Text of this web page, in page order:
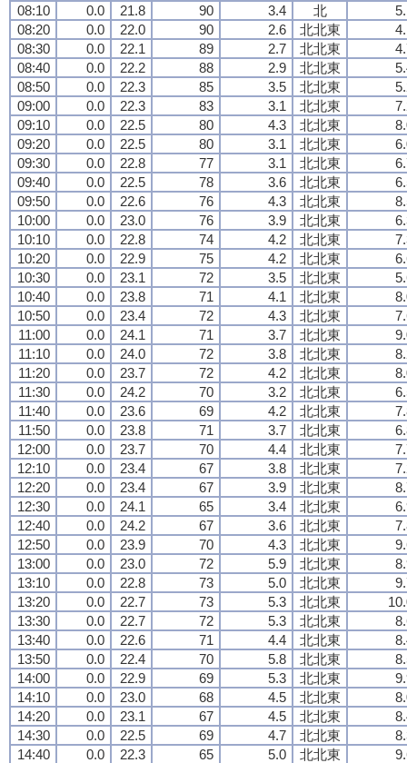
08:10
0.0 21.8 90 3.4 北
08:20
0.0 22.0 90 2.6 北北東
08:30
0.0 22.1 89 2.7 北北東
08:40
0.0 22.2 88 2.9 北北東
08:50
0.0 22.3 85 3.5 北北東
09:00
0.0 22.3 83 3.1 北北東
09:10
0.0 22.5 80 4.3 北北東
09:20
0.0 22.5 80 3.1 北北東
09:30
0.0 22.8 77 3.1 北北東
09:40
0.0 22.5 78 3.6 北北東
09:50
0.0 22.6 76 4.3 北北東
10:00
0.0 23.0 76 3.9 北北東
10:10
0.0 22.8 74 4.2 北北東
10:20
0.0 22.9 75 4.2 北北東
10:30
0.0 23.1 72 3.5 北北東
10:40
0.0 23.8 71 4.1 北北東
10:50
0.0 23.4 72 4.3 北北東
11:00
0.0 24.1 71 3.7 北北東
11:10
0.0 24.0 72 3.8 北北東
11:20
0.0 23.7 72 4.2 北北東
11:30
0.0 24.2 70 3.2 北北東
11:40
0.0 23.6 69 4.2 北北東
11:50
0.0 23.8 71 3.7 北北東
12:00
0.0 23.7 70 4.4 北北東
12:10
0.0 23.4 67 3.8 北北東
12:20
0.0 23.4 67 3.9 北北東
12:30
0.0 24.1 65 3.4 北北東
12:40
0.0 24.2 67 3.6 北北東
12:50
0.0 23.9 70 4.3 北北東
13:00
0.0 23.0 72 5.9 北北東
13:10
0.0 22.8 73 5.0 北北東
13:20
0.0 22.7 73 5.3 北北東
13:30
0.0 22.7 72 5.3 北北東
13:40
0.0 22.6 71 4.4 北北東
13:50
0.0 22.4 70 5.8 北北東
14:00
0.0 22.9 69 5.3 北北東
14:10
0.0 23.0 68 4.5 北北東
14:20
0.0 23.1 67 4.5 北北東
14:30
0.0 22.5 69 4.7 北北東
14:40
0.0 22.3 65 5.0 北北東